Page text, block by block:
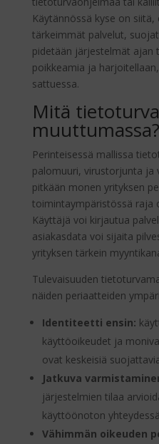
Käytännössä kyse on
tärkeimmät palvelut,
pidetään järjestelmät ajan
poikkeamia ja
sattuessa.
Mitä
muuttumassa?
Perinteisessä mallissa
palomuuri, virustorjunta ja
pitkään monen yrityksen
toimintaympäristössä raja
Käyttäjä voi kirjautua
asiakasdata voi sijaita
yrityksen tärkein
Tulevaisuuden
näiden periaatteiden
Identiteetti ensin:
käyttöoikeudet ja
ovat keskeisiä
Jatkuva
järjestelmien tilaa
käyttöönoton
Vähimmän oikeuden